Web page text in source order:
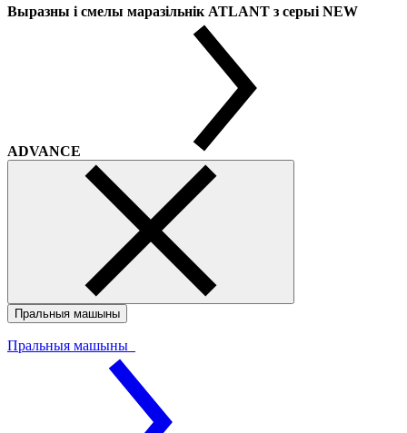
Выразны і смелы маразільнік ATLANT з серыі NEW
ADVANCE
Пральныя машыны
Пральныя машыны